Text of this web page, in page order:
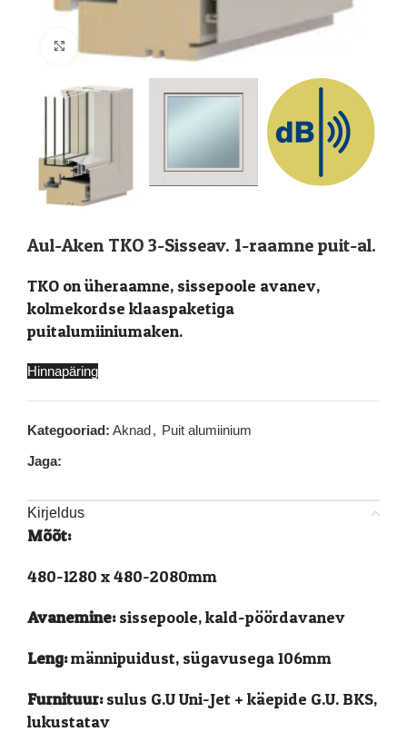
Aul-Aken TKO 3-Sisseav. 1-raamne puit-al.
TKO on üheraamne, sissepoole avanev,
kolmekordse klaaspaketiga
puitalumiiniumaken.
Hinnapäring
Kategooriad: Aknad, Puit alumiinium
Jaga:
Kirjeldus
Mõõt:
480-1280 x 480-2080mm
Avanemine:sissepoole, kald-pöördavanev
Leng:männipuidust, sügavusega 106mm
Furnituur:sulus G.U Uni-Jet + käepide G.U. BKS,
lukustatav